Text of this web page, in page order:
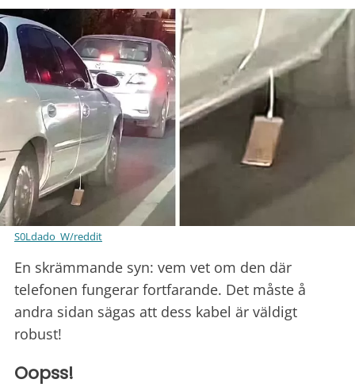
S0Ldado_W/reddit
En skrämmande syn: vem vet om den där
telefonen fungerar fortfarande. Det måste å
andra sidan sägas att dess kabel är väldigt
robust!
Oopss!